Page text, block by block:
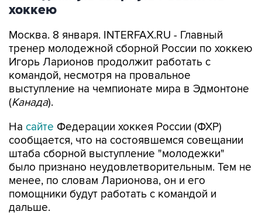
хоккею
Москва. 8 января. INTERFAX.RU - Главный
тренер молодежной сборной России по хоккею
Игорь Ларионов продолжит работать с
командой, несмотря на провальное
выступление на чемпионате мира в Эдмонтоне
(Канада).
На сайте Федерации хоккея России (ФХР)
сообщается, что на состоявшемся совещании
штаба сборной выступление "молодежки"
было признано неудовлетворительным. Тем не
менее, по словам Ларионова, он и его
помощники будут работать с командой и
дальше.